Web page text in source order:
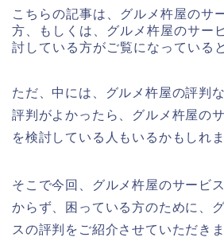
こちらの記事は、グルメ杵屋のサ
方、もしくは、グルメ杵屋のサー
討している方がご覧になっている
ただ、中には、グルメ杵屋の評判
評判がよかったら、グルメ杵屋の
を検討している人もいるかもしれま
そこで今回、グルメ杵屋のサービ
からず、困っている方のために、
スの評判をご紹介させていただきま